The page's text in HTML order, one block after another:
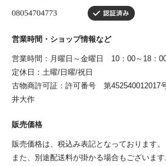
営業時間・ショップ情報など
営業時間：月曜日～金曜日 10：00～18：
定休日：土曜/日曜/祝日
古物商許可証：許可番号 第452540012017
井大作
販売価格
販売価格は、税込み表記となっております。
また、別途配送料が掛かる場合もございま